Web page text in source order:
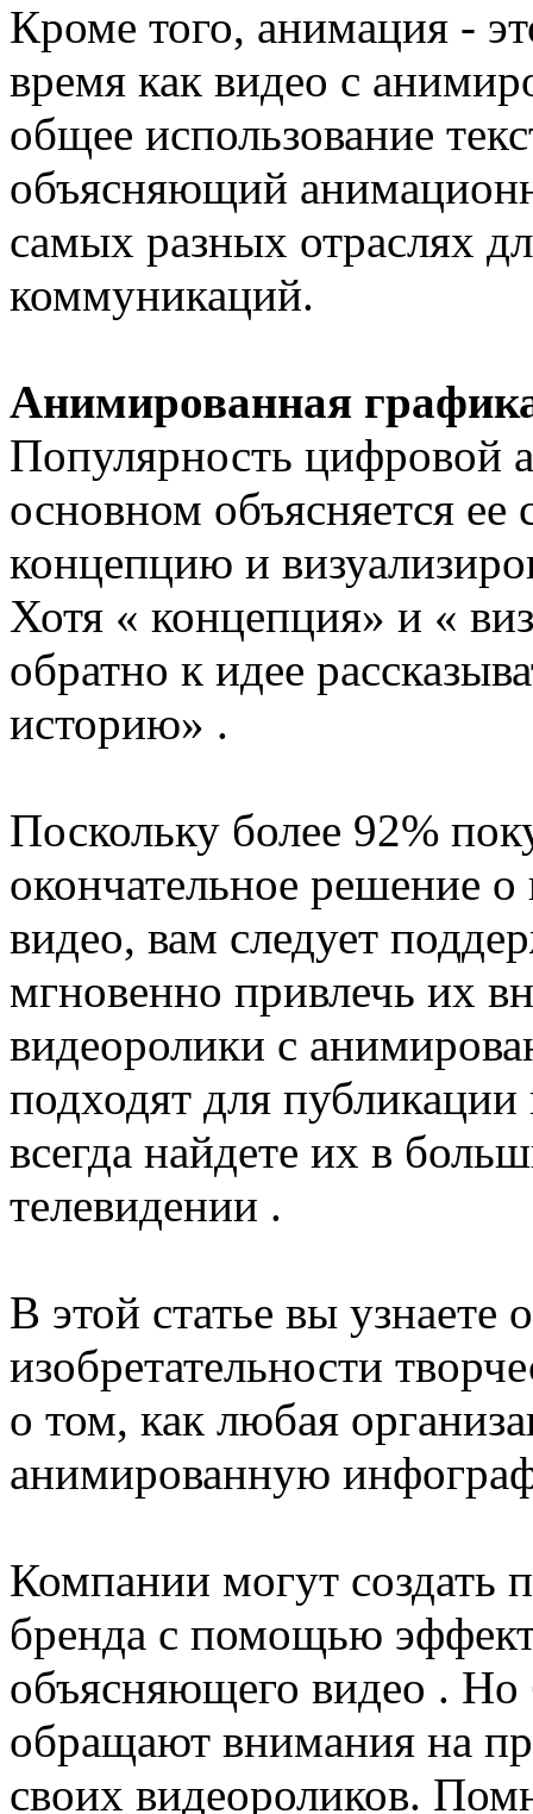
Кроме того, анимация -
время как видео с
общее использование
объясняющий
самых разных отраслях
коммуникаций.
Анимированная
Популярность цифровой
основном объясняется
концепцию и
Хотя « концепция» и «
обратно к идее
историю» .
Поскольку более 92%
окончательное решение
видео, вам следует
мгновенно привлечь их
видеоролики с
подходят для
всегда найдете их в
телевидении .
В этой статье вы
изобретательности
о том, как любая
анимированную
Компании могут создать
бренда с помощью
объясняющего видео .
обращают внимания на
своих видеороликов.